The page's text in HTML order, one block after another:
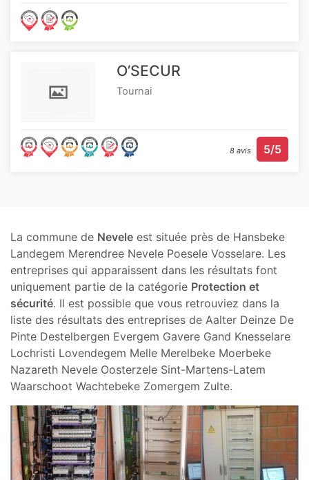
O’SECUR
Tournai
8 avis 5/5
La commune de Nevele est située près de Hansbeke
Landegem Merendree Nevele Poesele Vosselare. Les
entreprises qui apparaissent dans les résultats font
uniquement partie de la catégorie Protection et
sécurité. Il est possible que vous retrouviez dans la
liste des résultats des entreprises de Aalter Deinze De
Pinte Destelbergen Evergem Gavere Gand Knesselare
Lochristi Lovendegem Melle Merelbeke Moerbeke
Nazareth Nevele Oosterzele Sint-Martens-Latem
Waarschoot Wachtebeke Zomergem Zulte.